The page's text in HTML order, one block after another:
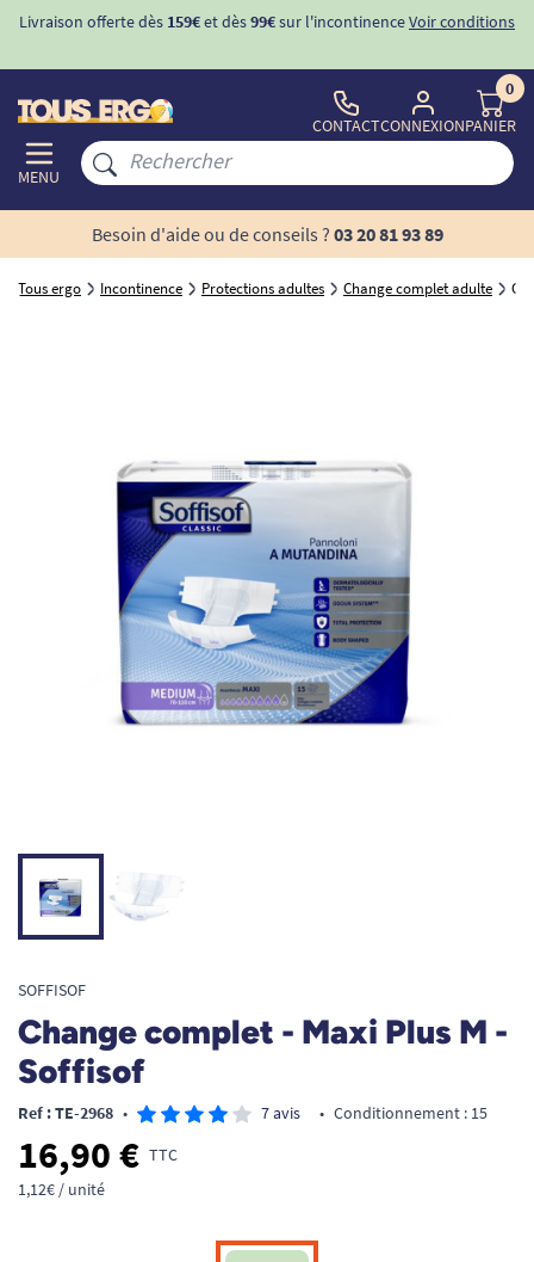
Livraison offerte dès 159€et dès99€sur l'incontinenceVoir conditions
MENU
CONTACTCONNEXION
0
PANIER
Besoin d'aide ou de conseils ? 03 20 81 93 89
Tous ergo Incontinence Protections adultes Change complet adulte
SOFFISOF
Change complet - Maxi Plus M -
Soffisof
Ref : TE-2968 • 7 avis • Conditionnement : 15
16,90 € TTC
1,12€ / unité